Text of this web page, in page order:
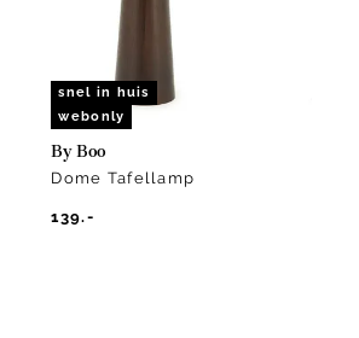
snel in huis
webonly
By Boo
Dome Tafellamp
139.-